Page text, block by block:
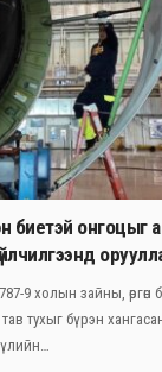
биетэй онгоцыг
9 холын зайны, өргөн
тухыг бүрэн